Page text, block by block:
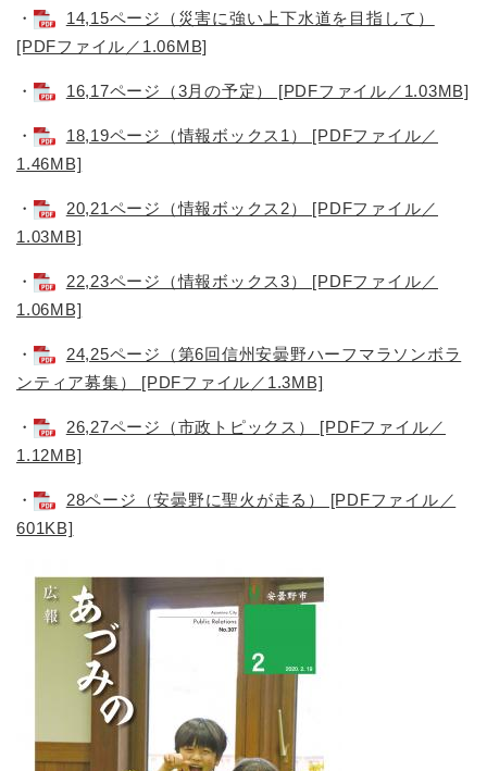
・
14,15ページ（災害に強い上下水道を目指して）
[PDFファイル／1.06MB]
・ 16,17ページ（3月の予定） [PDFファイル／1.03MB]
・
18,19ページ（情報ボックス1） [PDFファイル／
1.46MB]
・
20,21ページ（情報ボックス2） [PDFファイル／
1.03MB]
・
22,23ページ（情報ボックス3） [PDFファイル／
1.06MB]
・
24,25ページ（第6回信州安曇野ハーフマラソンボラ
ンティア募集） [PDFファイル／1.3MB]
・
26,27ページ（市政トピックス） [PDFファイル／
1.12MB]
・
28ページ（安曇野に聖火が走る） [PDFファイル／
601KB]